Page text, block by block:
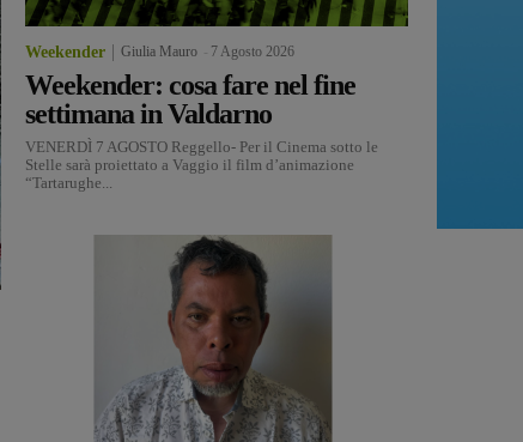
Weekender Giulia Mauro 7 Agosto 2026
Weekender: cosa fare nel fine
settimana in Valdarno
VENERDÌ 7 AGOSTO Reggello- Per il Cinema sotto le
Stelle sarà proiettato a Vaggio il film d’animazione
“Tartarughe...